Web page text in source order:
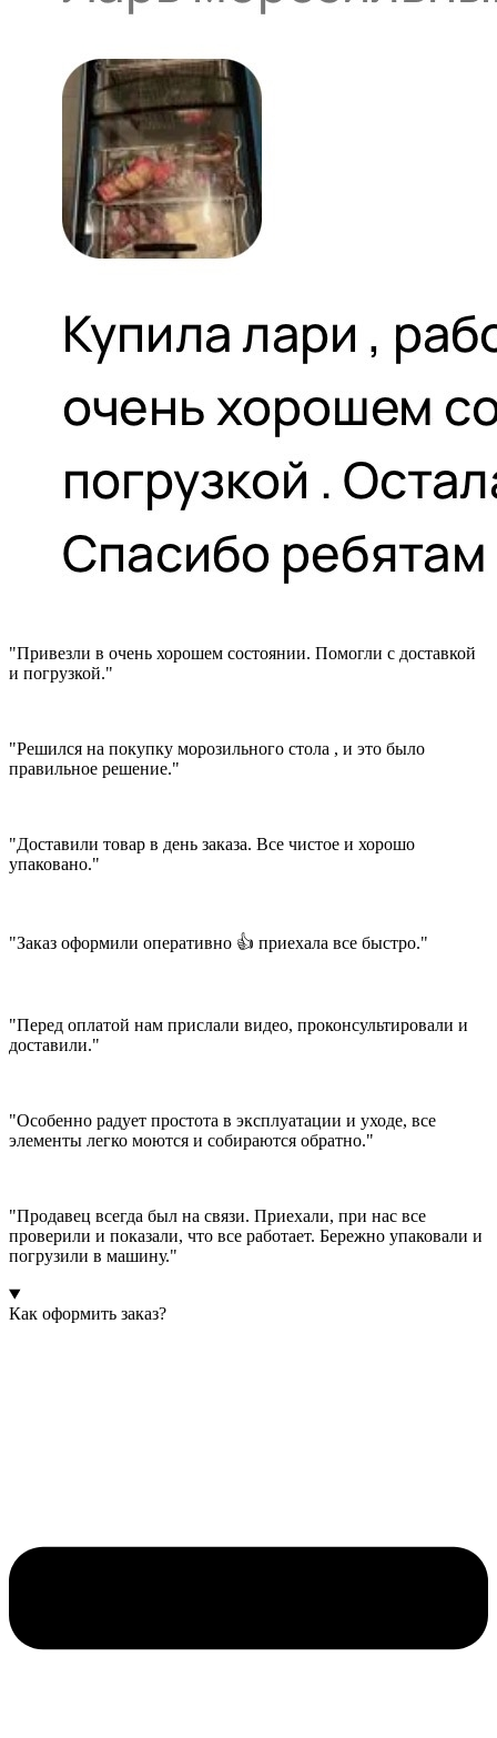
"Привезли в очень хорошем состоянии. Помогли с доставкой
и погрузкой."
"Решился на покупку морозильного стола , и это было
правильное решение."
"Доставили товар в день заказа. Все чистое и хорошо
упаковано."
"Заказ оформили оперативно 👍 приехала все быстро."
"Перед оплатой нам прислали видео, проконсультировали и
доставили."
"Особенно радует простота в эксплуатации и уходе, все
элементы легко моются и собираются обратно."
"Продавец всегда был на связи. Приехали, при нас все
проверили и показали, что все работает. Бережно упаковали и
погрузили в машину."
Как оформить заказ?